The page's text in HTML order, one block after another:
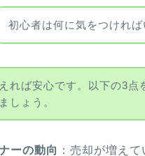
初心者は何に気をつければ
れば安心です。以下の3点
しょう。
ーの動向 ：売却が増え